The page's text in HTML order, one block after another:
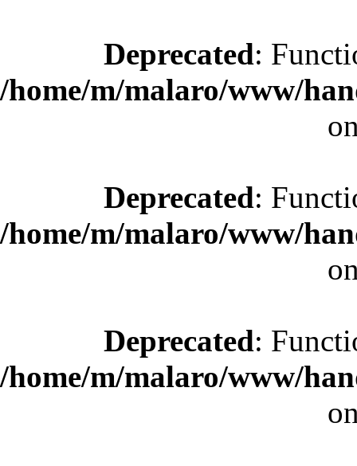
Deprecated:
/home/m/malaro/www/
Deprecated:
/home/m/malaro/www/
Deprecated:
/home/m/malaro/www/